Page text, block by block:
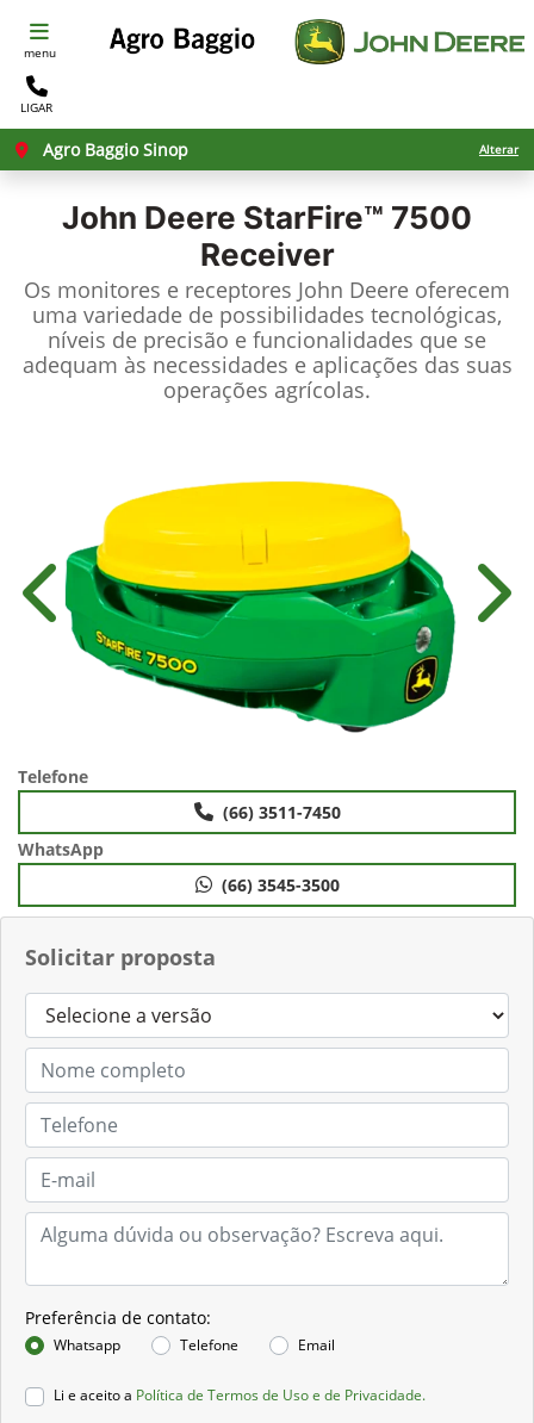
menu
LIGAR
Agro Baggio Sinop Alterar
John Deere StarFire™ 7500
Receiver
Os monitores e receptores John Deere oferecem
uma variedade de possibilidades tecnológicas,
níveis de precisão e funcionalidades que se
adequam às necessidades e aplicações das suas
operações agrícolas.
Solicitar proposta
Preferência de contato:
Whatsapp Telefone Email
Li e aceito a Política de Termos de Uso e de Privacidade.
Anterior
Telefone
(66) 3511-7450
WhatsApp
(66) 3545-3500